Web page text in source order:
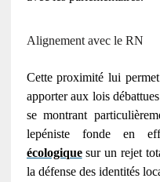
Alignement avec le RN
Cette proximité lui
apporter aux lois
se montrant
lepéniste fonde en
écologiquesur un rejet
la défense des identités